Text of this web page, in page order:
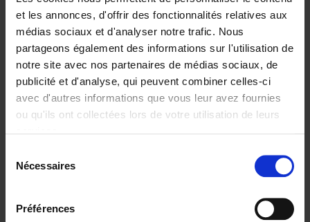
et les annonces, d'offrir des fonctionnalités relatives aux
médias sociaux et d'analyser notre trafic. Nous
partageons également des informations sur l'utilisation de
notre site avec nos partenaires de médias sociaux, de
publicité et d'analyse, qui peuvent combiner celles-ci
avec d'autres informations que vous leur avez fournies
ou qu'ils ont collectées lors de votre utilisation de leurs
Nécessaires
Préférences
Refuse
Steven Van Belleghem
Couverture souple
2020 256
€37,50
Building Bonds = Building